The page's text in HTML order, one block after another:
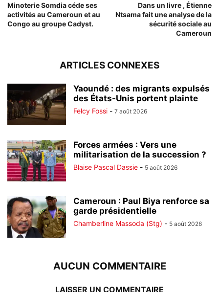
Minoterie Somdia céde ses
activités au Cameroun et au
Congo au groupe Cadyst.
Dans un livre , Étienne
Ntsama fait une analyse de la
sécurité sociale au
Cameroun
ARTICLES CONNEXES
Yaoundé : des migrants expulsés
des États-Unis portent plainte
Felcy Fossi - 7 août 2026
Forces armées : Vers une
militarisation de la succession ?
Blaise Pascal Dassie - 5 août 2026
Cameroun : Paul Biya renforce sa
garde présidentielle
Chamberline Massoda (Stg) - 5 août 2026
AUCUN COMMENTAIRE
LAISSER UN COMMENTAIRE